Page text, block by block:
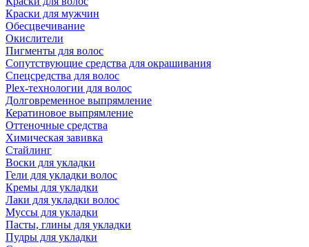
Краски для мужчин
Обесцвечивание
Окислители
Пигменты для волос
Сопутствующие средства для окрашивания
Спецсредства для волос
Plex-технологии для волос
Долговременное выпрямление
Кератиновое выпрямление
Оттеночные средства
Химическая завивка
Стайлинг
Воски для укладки
Гели для укладки волос
Кремы для укладки
Лаки для укладки волос
Муссы для укладки
Пасты, глины для укладки
Пудры для укладки